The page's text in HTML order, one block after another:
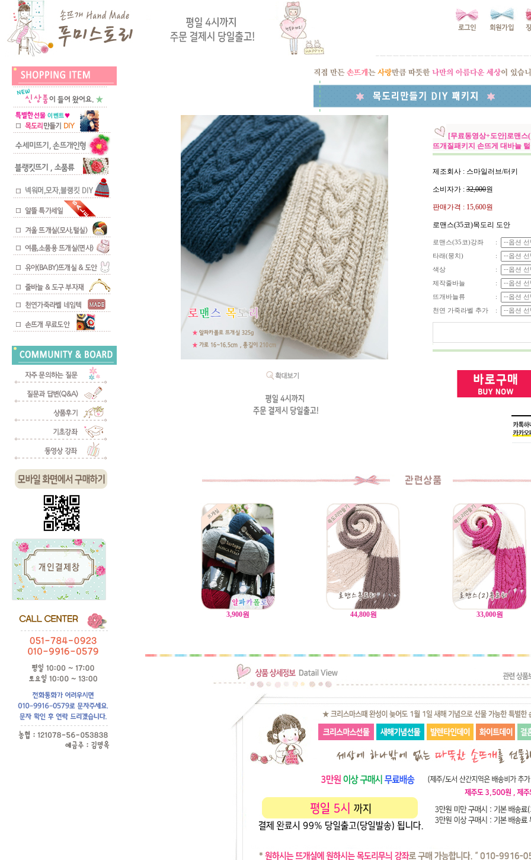
[무료동영상+도안]로맨
뜨개질패키지 손뜨게 대바늘
제조회사 : 스마일러브/터키
소비자가 : 32,000원
판매가격 : 15,600원
로맨스(35코)목도리 도안
로맨스(35코)강좌
:
타래(뭉치)
:
색상
:
제작줄바늘
:
뜨개바늘류
:
천연 가죽라벨 추가
:
3,900원 44,800원 33,000원